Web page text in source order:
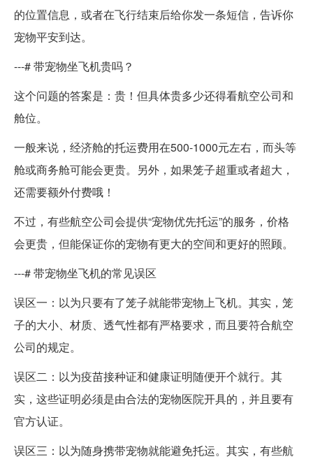
的位置信息，或者在飞行结束后给你发一条短信，告诉你
宠物平安到达。
---# 带宠物坐飞机贵吗？
这个问题的答案是：贵！但具体贵多少还得看航空公司和
舱位。
一般来说，经济舱的托运费用在500-1000元左右，而头等
舱或商务舱可能会更贵。另外，如果笼子超重或者超大，
还需要额外付费哦！
不过，有些航空公司会提供“宠物优先托运”的服务，价格
会更贵，但能保证你的宠物有更大的空间和更好的照顾。
---# 带宠物坐飞机的常见误区
误区一：以为只要有了笼子就能带宠物上飞机。其实，笼
子的大小、材质、透气性都有严格要求，而且要符合航空
公司的规定。
误区二：以为疫苗接种证和健康证明随便开个就行。其
实，这些证明必须是由合法的宠物医院开具的，并且要有
官方认证。
误区三：以为随身携带宠物就能避免托运。其实，有些航